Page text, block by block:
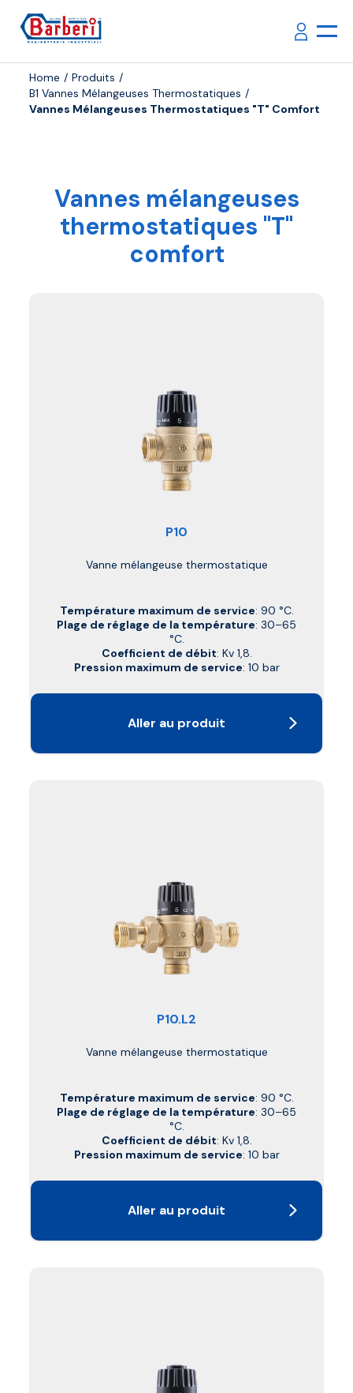
Home
Produits
B1 Vannes Mélangeuses Thermostatiques
Vannes Mélangeuses Thermostatiques "T" Comfort
Vannes mélangeuses
thermostatiques "T"
comfort
P10
Vanne mélangeuse thermostatique
Température maximum de service: 90 °C.
Plage de réglage de la température: 30–65
°C.
Coefficient de débit: Kv 1,8.
Pression maximum de service: 10 bar
Aller au produit
P10.L2
Vanne mélangeuse thermostatique
Température maximum de service: 90 °C.
Plage de réglage de la température: 30–65
°C.
Coefficient de débit: Kv 1,8.
Pression maximum de service: 10 bar
Aller au produit